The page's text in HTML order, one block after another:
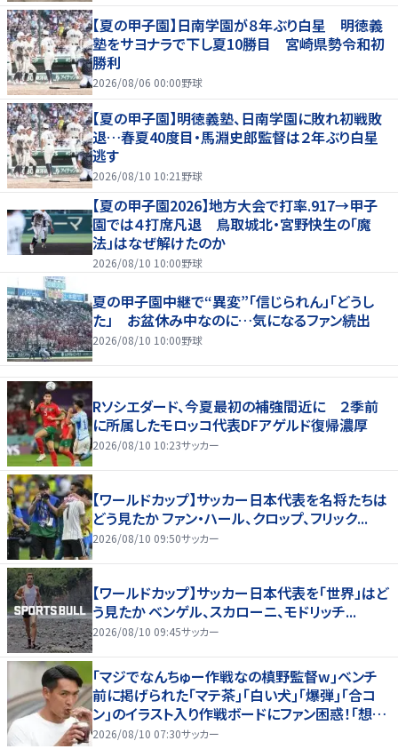
【夏の甲子園】日南学園が８年ぶり白星 明徳義
塾をサヨナラで下し夏10勝目 宮崎県勢令和初
勝利
2026/08/06 00:00野球
【夏の甲子園】明徳義塾、日南学園に敗れ初戦敗
退…春夏40度目・馬淵史郎監督は２年ぶり白星
逃す
2026/08/10 10:21 野球
【夏の甲子園2026】地方大会で打率.917→甲子
園では４打席凡退 鳥取城北・宮野快生の「魔
法」はなぜ解けたのか
2026/08/10 10:00野球
夏の甲子園中継で“異変”「信じられん」「どうし
た」 お盆休み中なのに…気になるファン続出
2026/08/10 10:00野球
Rソシエダード、今夏最初の補強間近に ２季前
に所属したモロッコ代表DFアゲルド復帰濃厚
2026/08/10 10:23サッカー
【ワールドカップ】サッカー日本代表を名将たちは
どう見たか ファン・ハール、クロップ、フリック...
2026/08/10 09:50サッカー
【ワールドカップ】サッカー日本代表を「世界」はど
う見たか ベンゲル、スカローニ、モドリッチ...
2026/08/10 09:45サッカー
｢マジでなんちゅー作戦なの槙野監督w｣ベンチ
前に掲げられた｢マテ茶｣｢白い犬｣｢爆弾｣｢合コ
ン｣のイラスト入り作戦ボードにファン困惑！｢想像
よりデカくて吹いた｣
2026/08/10 07:30サッカー